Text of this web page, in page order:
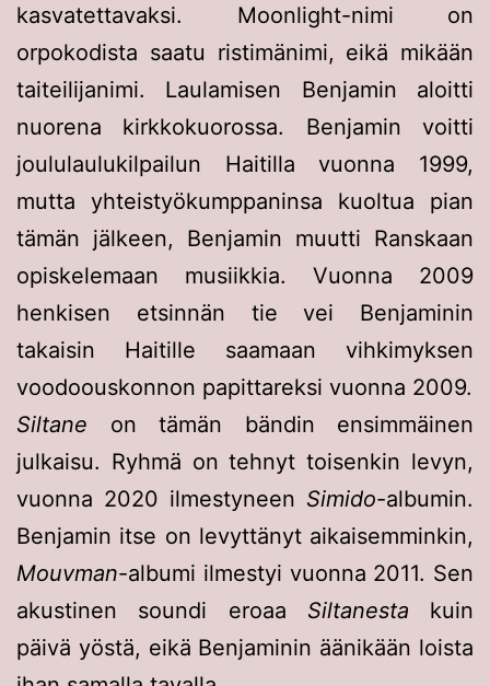
kasvatettavaksi. Moonlight-nimi on
orpokodista saatu ristimänimi, eikä mikään
taiteilijanimi. Laulamisen Benjamin aloitti
nuorena kirkkokuorossa. Benjamin voitti
joululaulukilpailun Haitilla vuonna 1999,
mutta yhteistyökumppaninsa kuoltua pian
tämän jälkeen, Benjamin muutti Ranskaan
opiskelemaan musiikkia. Vuonna 2009
henkisen etsinnän tie vei Benjaminin
takaisin Haitille saamaan vihkimyksen
voodoouskonnon papittareksi vuonna 2009.
Siltane on tämän bändin ensimmäinen
julkaisu. Ryhmä on tehnyt toisenkin levyn,
vuonna 2020 ilmestyneen Simido-albumin.
Benjamin itse on levyttänyt aikaisemminkin,
Mouvman-albumi ilmestyi vuonna 2011. Sen
akustinen soundi eroaa Siltanesta kuin
päivä yöstä, eikä Benjaminin äänikään loista